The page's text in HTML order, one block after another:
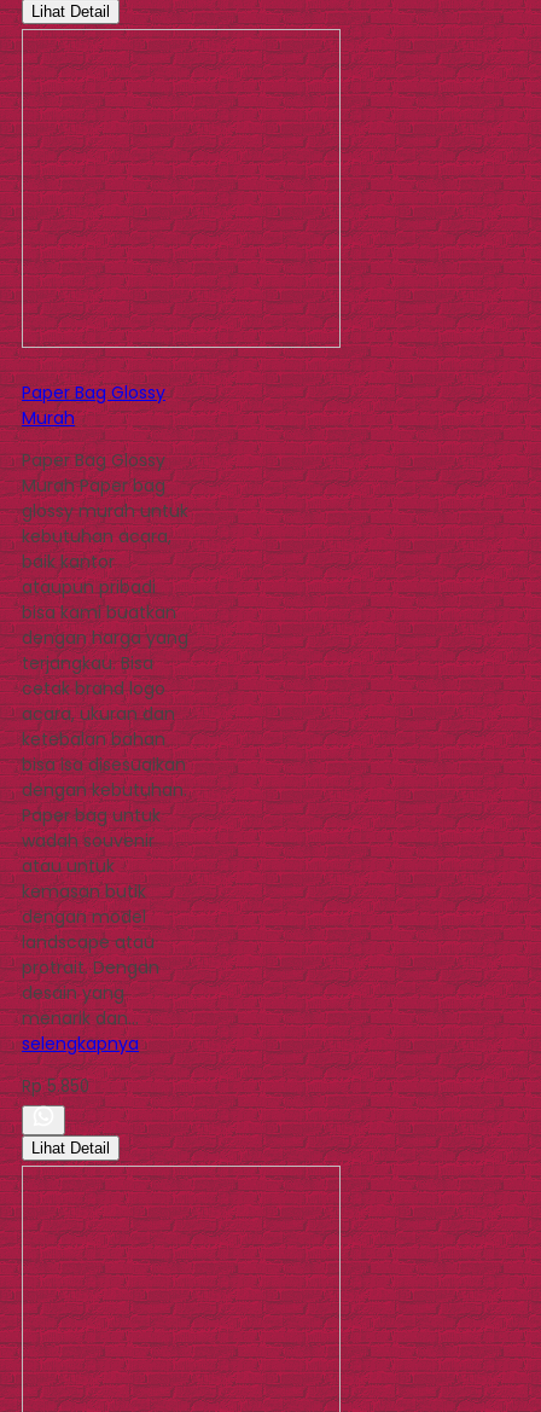
Lihat Detail
Paper Bag Glossy
Murah
Paper Bag Glossy
Murah Paper bag
glossy murah untuk
kebutuhan acara,
baik kantor
ataupun pribadi
bisa kami buatkan
dengan harga yang
terjangkau. Bisa
cetak brand logo
acara, ukuran dan
ketebalan bahan
bisa isa disesuaikan
dengan kebutuhan.
Paper bag untuk
wadah souvenir
atau untuk
kemasan butik
dengan model
landscape atau
protrait. Dengan
desain yang
menarik dan…
selengkapnya
Rp 5.850
Lihat Detail